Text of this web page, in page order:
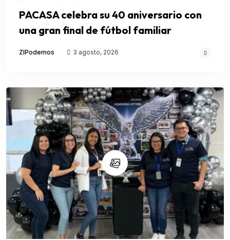
PACASA celebra su 40 aniversario con
una gran final de fútbol familiar
ZIPodemos 3 agosto, 2026